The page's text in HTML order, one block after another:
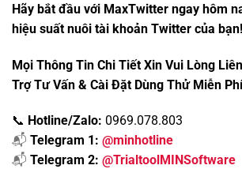
Hãy bắt đầu với MaxTwitter ngay hôm
hiệu suất nuôi tài khoản Twitter của bạn!
Mọi Thông Tin Chi Tiết Xin Vui Lòng
Trợ Tư Vấn & Cài Đặt Dùng Thử Miễn
📞 Hotline/Zalo: 0969.078.803
📬 Telegram 1: @minhotline
📬 Telegram 2: @TrialtoolMINSoftware